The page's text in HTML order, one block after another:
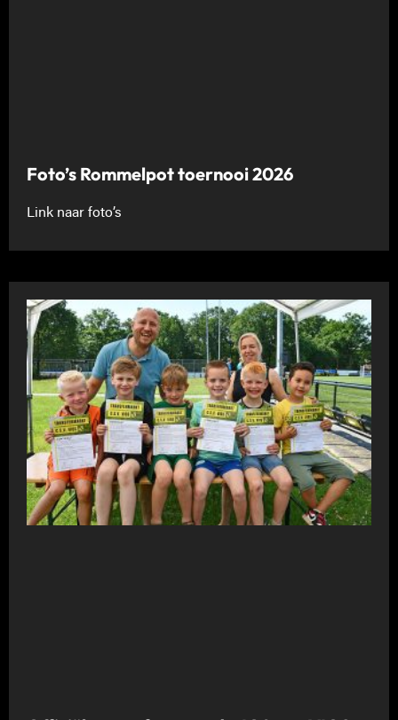
Foto’s Rommelpot toernooi 2026
Link naar foto’s